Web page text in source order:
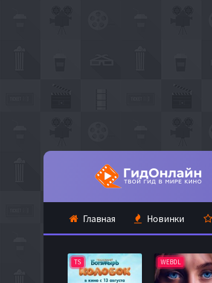
Главная Новинки
TS WEBDL